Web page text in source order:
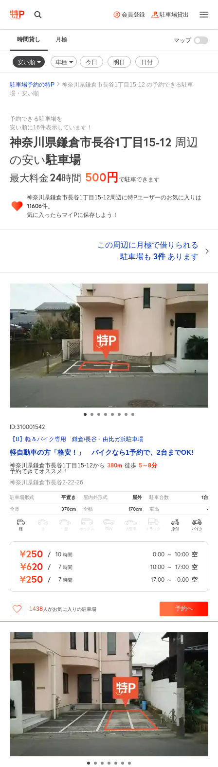
会員登録 駐車場貸出
時間貸し 月極
安い順 車種 今日 明日 日付
マップ
駐車場予約の特P
神奈川県鎌倉市長谷1丁目15-12 の予約できる駐車
場・安い順
予約できる駐車場を
安い順に16件表示しています！
神奈川県鎌倉市長谷1丁目15-12 周辺
の安い駐車場
最大料金24時間 500円で駐車できます
神奈川県鎌倉市長谷1丁目15-12周辺に特Pユーザーのお気に入りは
11606件。
気に入ったらマイPに保存しよう！
この周辺に月極で借りられる
駐車場も 3件あります
ID:310001542
【B】軽＆バイク専用 鎌倉/長谷・由比ガ浜駐車場
軽自動車の方「格安！」 バイクなら1予約で、2台までOK!
神奈川県鎌倉市長谷1丁目15-12から 380m 徒歩 5～8分
予約できてオススメ！
神奈川県鎌倉市長谷2-22-26
駐車場形式 平置き 屋内外形式 屋外 駐車台数 1台
全長 370cm 全幅 170cm 車高 -
軽 中型 ボックス SUV 大型車 トラック 原付 バイク
¥250 / 10 時間 0:00 ～ 10:00 空
¥620 / 7 時間 10:00 ～ 17:00 空
¥250 / 7 時間 17:00 ～ 0:00 空
1438 人がお気に入りの駐車場 予約へ